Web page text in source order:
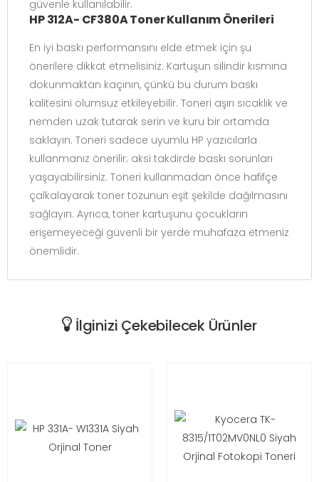
güvenle kullanılabilir.
HP 312A- CF380A Toner Kullanım Önerileri
En iyi baskı performansını elde etmek için şu
önerilere dikkat etmelisiniz: Kartuşun silindir kısmına
dokunmaktan kaçının, çünkü bu durum baskı
kalitesini olumsuz etkileyebilir. Toneri aşırı sıcaklık ve
nemden uzak tutarak serin ve kuru bir ortamda
saklayın. Toneri sadece uyumlu HP yazıcılarla
kullanmanız önerilir; aksi takdirde baskı sorunları
yaşayabilirsiniz. Toneri kullanmadan önce hafifçe
çalkalayarak toner tozunun eşit şekilde dağılmasını
sağlayın. Ayrıca, toner kartuşunu çocukların
erişemeyeceği güvenli bir yerde muhafaza etmeniz
önemlidir.
İlginizi Çekebilecek Ürünler